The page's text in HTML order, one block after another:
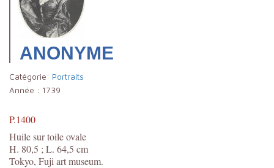
ANONYME
Catégorie: Portraits
Année : 1739
P.1400
Huile sur toile ovale
H. 80,5 ; L. 64,5 cm
Tokyo, Fuji art museum.